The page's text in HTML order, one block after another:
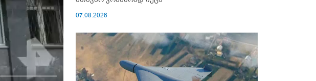
07.08.2026